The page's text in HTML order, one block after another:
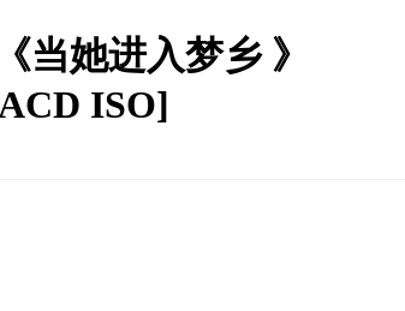
当她进入梦乡 》
ISO]